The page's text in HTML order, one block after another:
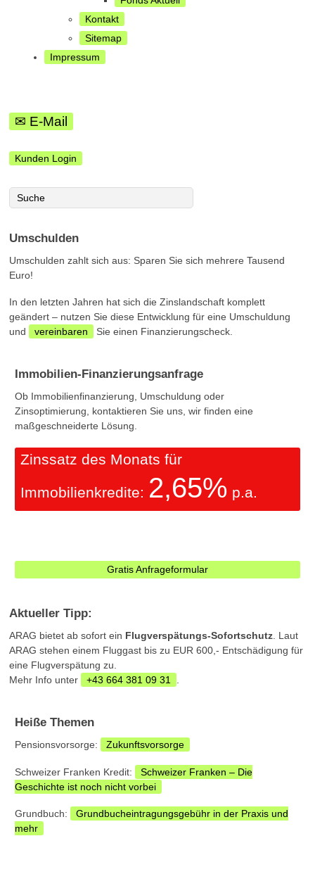
Kontakt
Sitemap
Impressum
✉ E-Mail
Kunden Login
Umschulden
Umschulden zahlt sich aus: Sparen Sie sich mehrere Tausend
Euro!
In den letzten Jahren hat sich die Zinslandschaft komplett
geändert – nutzen Sie diese Entwicklung für eine Umschuldung
und
vereinbaren Sie einen Finanzierungscheck.
Immobilien-Finanzierungsanfrage
Ob Immobilienfinanzierung, Umschuldung oder
Zinsoptimierung, kontaktieren Sie uns, wir finden eine
maßgeschneiderte Lösung.
Zinssatz des Monats für
Immobilienkredite: 2,65% p.a.
Gratis Anfrageformular
Aktueller Tipp:
ARAG bietet ab sofort ein Flugverspätungs-Sofortschutz. Laut
ARAG stehen einem Fluggast bis zu EUR 600,- Entschädigung für
eine Flugverspätung zu.
Mehr Info unter
+43 664 381 09 31 .
Heiße Themen
Pensionsvorsorge: Zukunftsvorsorge
Schweizer Franken Kredit:
Schweizer Franken – Die
Geschichte ist noch nicht vorbei
Grundbuch:
Grundbucheintragungsgebühr in der Praxis und
mehr